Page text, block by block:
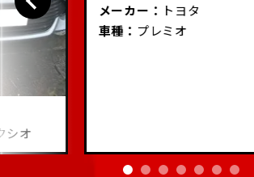
シオ
メーカー： トヨタ
車種： プレミオ